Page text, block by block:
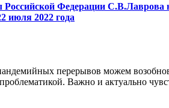
Федерации С.В.Лаврова
июля 2022 года
перерывов можем
Важно и актуально